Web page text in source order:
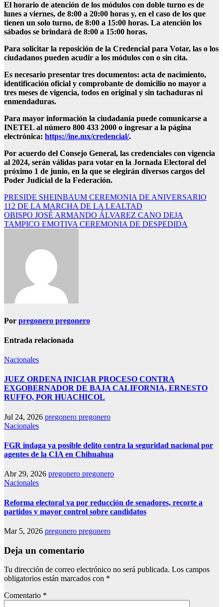
El horario de atención de los módulos con doble turno es de
lunes a viernes, de 8:00 a 20:00 horas y, en el caso de los que
tienen un solo turno, de 8:00 a 15:00 horas. La atención los
sábados se brindará de 8:00 a 15:00 horas.
Para solicitar la reposición de la Credencial para Votar, las o los
ciudadanos pueden acudir a los módulos con o sin cita.
Es necesario presentar tres documentos: acta de nacimiento,
identificación oficial y comprobante de domicilio no mayor a
tres meses de vigencia, todos en original y sin tachaduras ni
enmendaduras.
Para mayor información la ciudadanía puede comunicarse a
INETEL al número 800 433 2000 o ingresar a la página
electrónica: https://ine.mx/credencial/.
Por acuerdo del Consejo General, las credenciales con vigencia
al 2024, serán válidas para votar en la Jornada Electoral del
próximo 1 de junio, en la que se elegirán diversos cargos del
Poder Judicial de la Federación.
Navegación
de
entradas
PRESIDE SHEINBAUM CEREMONIA DE ANIVERSARIO
112 DE LA MARCHA DE LA LEALTAD
OBISPO JOSÉ ARMANDO ÁLVAREZ CANO DEJA
TAMPICO EMOTIVA CEREMONIA DE DESPEDIDA
Por pregonero pregonero
Entrada relacionada
Nacionales
JUEZ ORDENA INICIAR PROCESO CONTRA
EXGOBERNADOR DE BAJA CALIFORNIA, ERNESTO
RUFFO, POR HUACHICOL
Jul 24, 2026 pregonero pregonero
Nacionales
FGR indaga ya posible delito contra la seguridad nacional por
agentes de la CIA en Chihuahua
Abr 29, 2026 pregonero pregonero
Nacionales
Reforma electoral va por reducción de senadores, recorte a
partidos y mayor control sobre candidatos
Mar 5, 2026 pregonero pregonero
Deja un comentario
Tu dirección de correo electrónico no será publicada. Los campos
obligatorios están marcados con *
Comentario *